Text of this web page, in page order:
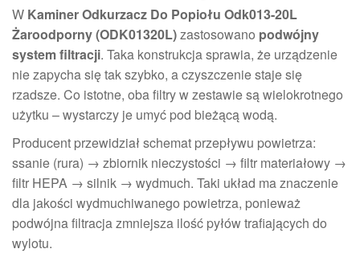
W Kaminer Odkurzacz Do Popiołu Odk013-20L
Żaroodporny (ODK01320L)zastosowano podwójny
system filtracji. Taka konstrukcja sprawia, że urządzenie
nie zapycha się tak szybko, a czyszczenie staje się
rzadsze. Co istotne, oba filtry w zestawie są wielokrotnego
użytku – wystarczy je umyć pod bieżącą wodą.
Producent przewidział schemat przepływu powietrza:
ssanie (rura) → zbiornik nieczystości → filtr materiałowy →
filtr HEPA → silnik → wydmuch. Taki układ ma znaczenie
dla jakości wydmuchiwanego powietrza, ponieważ
podwójna filtracja zmniejsza ilość pyłów trafiających do
wylotu.